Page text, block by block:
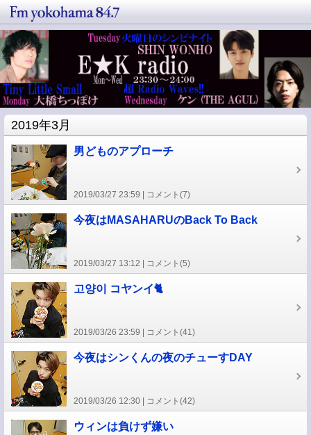
2019年3月
男どものアプローチ
2019/03/27 23:59 コメント(7)
今夜はMASAHARUのBack To Back
2019/03/27 13:12 コメント(5)
고양이 コヤンイ🐈
2019/03/26 23:59 コメント(41)
今夜はシンくんの夜のチューすDAY
2019/03/26 12:30 コメント(42)
ウィンは負けず嫌い